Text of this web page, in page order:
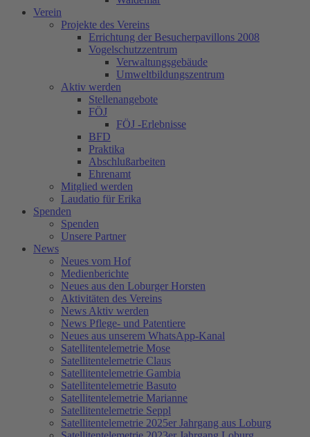
Verein
Projekte des Vereins
Errichtung der Besucherpavillons 2008
Vogelschutzzentrum
Verwaltungsgebäude
Umweltbildungszentrum
Aktiv werden
Stellenangebote
FÖJ
FÖJ -Erlebnisse
BFD
Praktika
Abschlußarbeiten
Ehrenamt
Mitglied werden
Laudatio für Erika
Spenden
Spenden
Unsere Partner
News
Neues vom Hof
Medienberichte
Neues aus den Loburger Horsten
Aktivitäten des Vereins
News Aktiv werden
News Pflege- und Patentiere
Neues aus unserem WhatsApp-Kanal
Satellitentelemetrie Mose
Satellitentelemetrie Claus
Satellitentelemetrie Gambia
Satellitentelemetrie Basuto
Satellitentelemetrie Marianne
Satellitentelemetrie Seppl
Satellitentelemetrie 2025er Jahrgang aus Loburg